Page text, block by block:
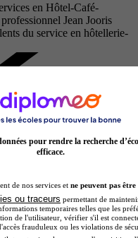
en Hôtel-Café-
Jean Jooris
du service en hôtellerie-
(rapide,
pour rendre la recherche
efficace.
de nos services et ne peuvent pas être
ou traceurs permettant de
temporaires telles que les
de l'utilisateur, vérifier s'il est
frauduleux ou les violations de